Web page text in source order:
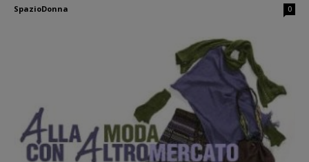
SpazioDonna 0